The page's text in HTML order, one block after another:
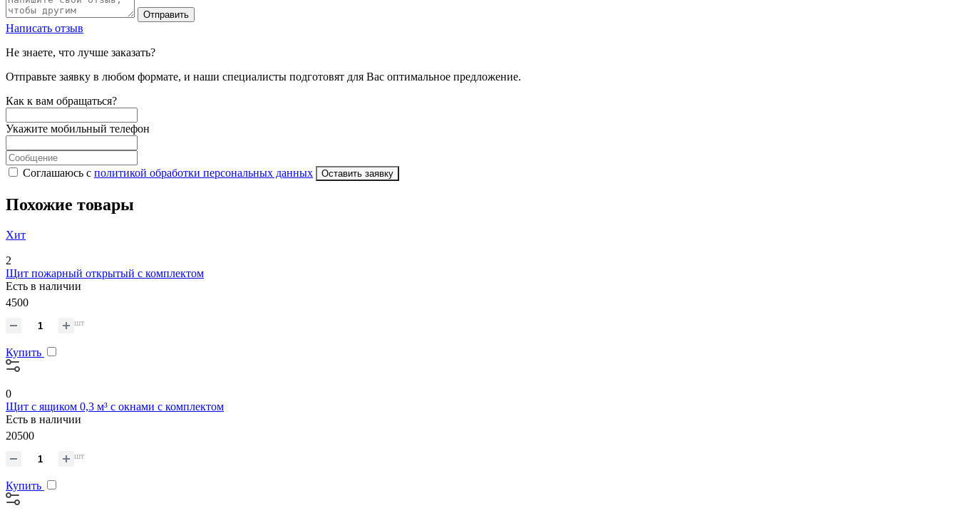
Отправить
Написать отзыв
Не знаете, что лучше заказать?
Отправьте заявку в любом формате, и наши специалисты подготовят для Вас оптимальное предложение.
Как к вам обращаться?
Укажите мобильный телефон
Соглашаюсь с политикой обработки персональных данных Оставить заявку
Похожие товары
Хит
2
Щит пожарный открытый с комплектом
Есть в наличии
4500
шт
Купить
0
Щит с ящиком 0,3 м³ с окнами с комплектом
Есть в наличии
20500
шт
Купить